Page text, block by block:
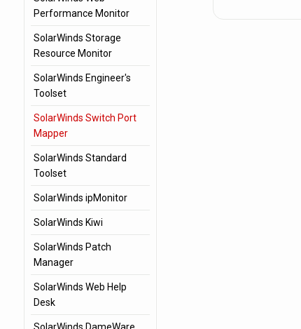
Performance Monitor
SolarWinds Storage
Resource Monitor
SolarWinds Engineer's
Toolset
SolarWinds Switch Port
Mapper
SolarWinds Standard
Toolset
SolarWinds ipMonitor
SolarWinds Kiwi
SolarWinds Patch
Manager
SolarWinds Web Help
Desk